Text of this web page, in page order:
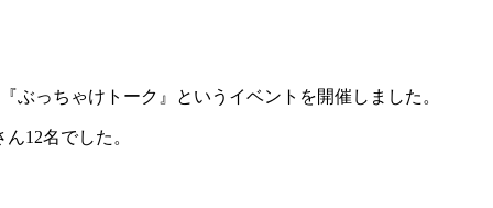
っちゃけトーク』というイベントを開催しました。
12名でした。